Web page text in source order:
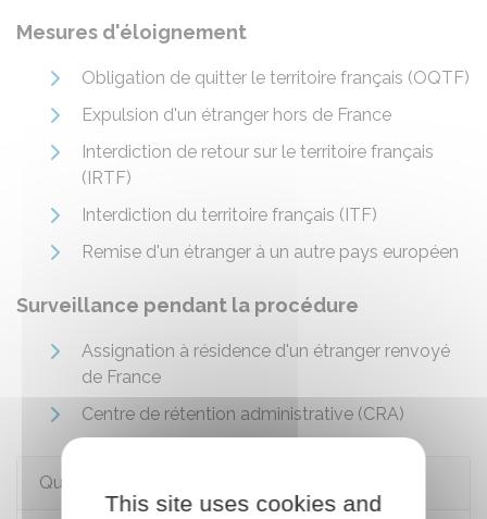
Mesures d'éloignement
Obligation de quitter le territoire français (OQTF)
Expulsion d'un étranger hors de France
Interdiction de retour sur le territoire français
(IRTF)
Interdiction du territoire français (ITF)
Remise d'un étranger à un autre pays européen
Surveillance pendant la procédure
Assignation à résidence d'un étranger renvoyé
de France
Centre de rétention administrative (CRA)
Questions ? Réponses !
This site uses cookies and